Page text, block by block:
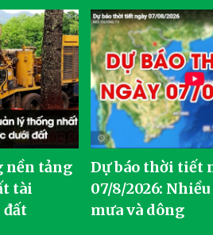
nền tảng
tài
đất
Dự báo thời tiết
07/8/2026:
mưa và dông